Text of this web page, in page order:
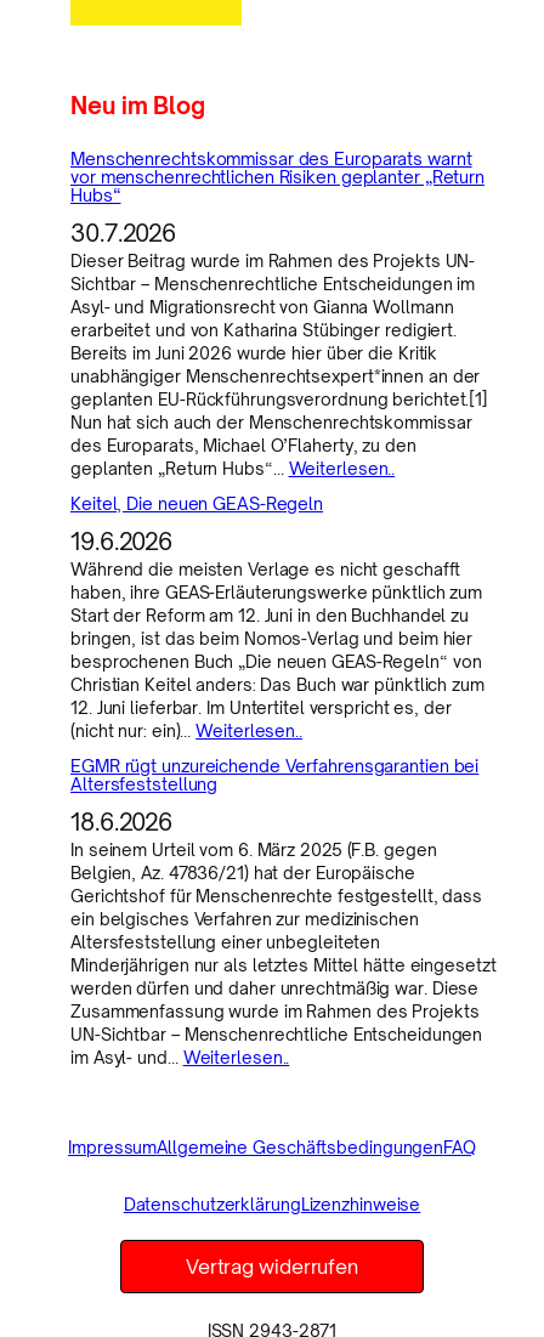
Neu im Blog
Menschenrechtskommissar des Europarats warnt
vor menschenrechtlichen Risiken geplanter „Return
Hubs“
30.7.2026
Dieser Beitrag wurde im Rahmen des Projekts UN-
Sichtbar – Menschenrechtliche Entscheidungen im
Asyl- und Migrationsrecht von Gianna Wollmann
erarbeitet und von Katharina Stübinger redigiert.
Bereits im Juni 2026 wurde hier über die Kritik
unabhängiger Menschenrechtsexpert*innen an der
geplanten EU-Rückführungsverordnung berichtet.[1]
Nun hat sich auch der Menschenrechtskommissar
des Europarats, Michael O’Flaherty, zu den
geplanten „Return Hubs“… Weiterlesen..
Keitel, Die neuen GEAS-Regeln
19.6.2026
Während die meisten Verlage es nicht geschafft
haben, ihre GEAS-Erläuterungswerke pünktlich zum
Start der Reform am 12. Juni in den Buchhandel zu
bringen, ist das beim Nomos-Verlag und beim hier
besprochenen Buch „Die neuen GEAS-Regeln“ von
Christian Keitel anders: Das Buch war pünktlich zum
12. Juni lieferbar. Im Untertitel verspricht es, der
(nicht nur: ein)…Weiterlesen..
EGMR rügt unzureichende Verfahrensgarantien bei
Altersfeststellung
18.6.2026
In seinem Urteil vom 6. März 2025 (F.B. gegen
Belgien, Az. 47836/21) hat der Europäische
Gerichtshof für Menschenrechte festgestellt, dass
ein belgisches Verfahren zur medizinischen
Altersfeststellung einer unbegleiteten
Minderjährigen nur als letztes Mittel hätte eingesetzt
werden dürfen und daher unrechtmäßig war. Diese
Zusammenfassung wurde im Rahmen des Projekts
UN-Sichtbar – Menschenrechtliche Entscheidungen
im Asyl- und… Weiterlesen..
ImpressumAllgemeine GeschäftsbedingungenFAQ
DatenschutzerklärungLizenzhinweise
Vertrag widerrufen
ISSN 2943-2871